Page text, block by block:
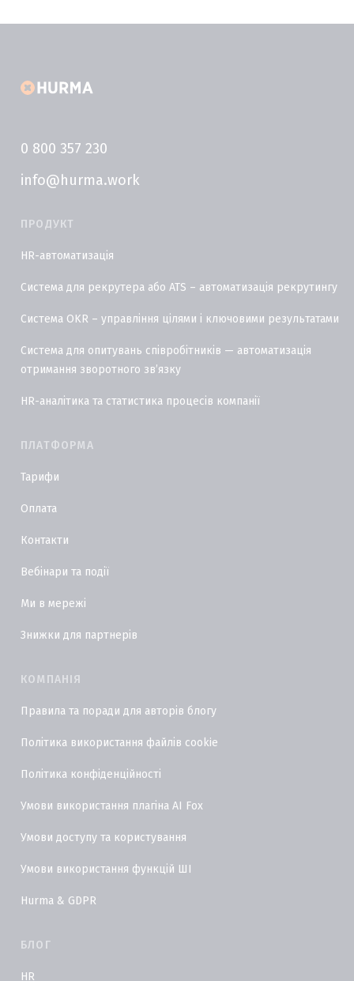
0 800 357 230
info@hurma.work
ПРОДУКТ
HR-автоматизація
Система для рекрутера або ATS – автоматизація рекрутингу
Система OKR – управління цілями і ключовими результатами
Система для опитувань співробітників — автоматизація
отримання зворотного звʼязку
HR-аналітика та статистика процесів компанії
ПЛАТФОРМА
Тарифи
Оплата
Контакти
Вебінари та події
Ми в мережі
Знижки для партнерів
КОМПАНІЯ
Правила та поради для авторів блогу
Політика використання файлів cookie
Політика конфіденційності
Умови використання плагіна AI Fox
Умови доступу та користування
Умови використання функцій ШІ
Hurma & GDPR
БЛОГ
HR